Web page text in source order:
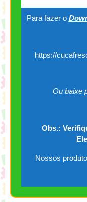
Para fazer o
https://
Ou baixe
Obs.:
Nossos